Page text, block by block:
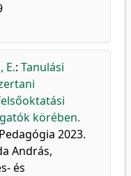
E.: Tanulási
körében.
2023.
András,
és